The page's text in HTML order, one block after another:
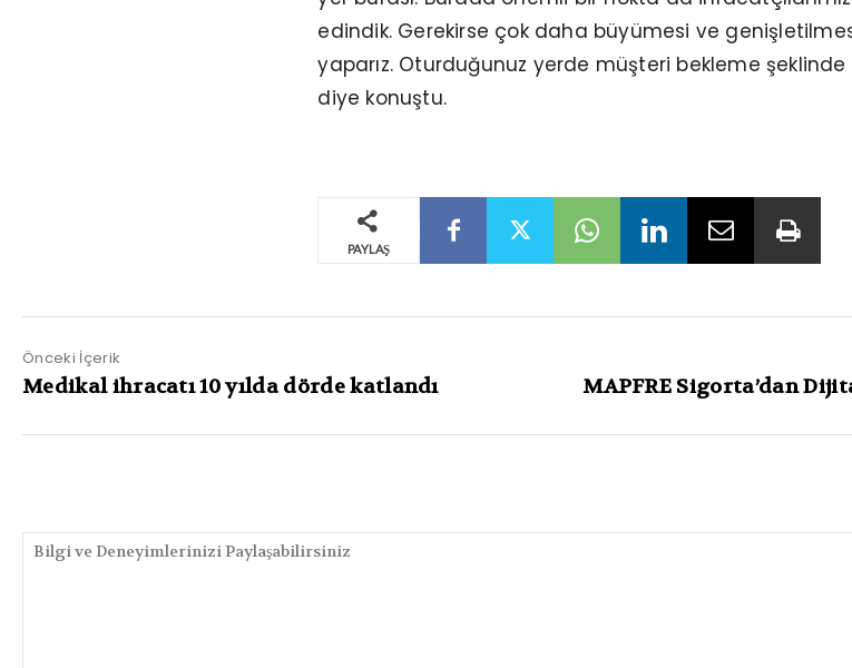
edindik. Gerekirse çok daha büyümesi ve
yaparız. Oturduğunuz yerde müşteri bekleme şeklinde
diye konuştu.
PAYLAŞ
Önceki İçerik
Medikal ihracatı 10 yılda dörde katlandı MAPFRE Sigorta’dan